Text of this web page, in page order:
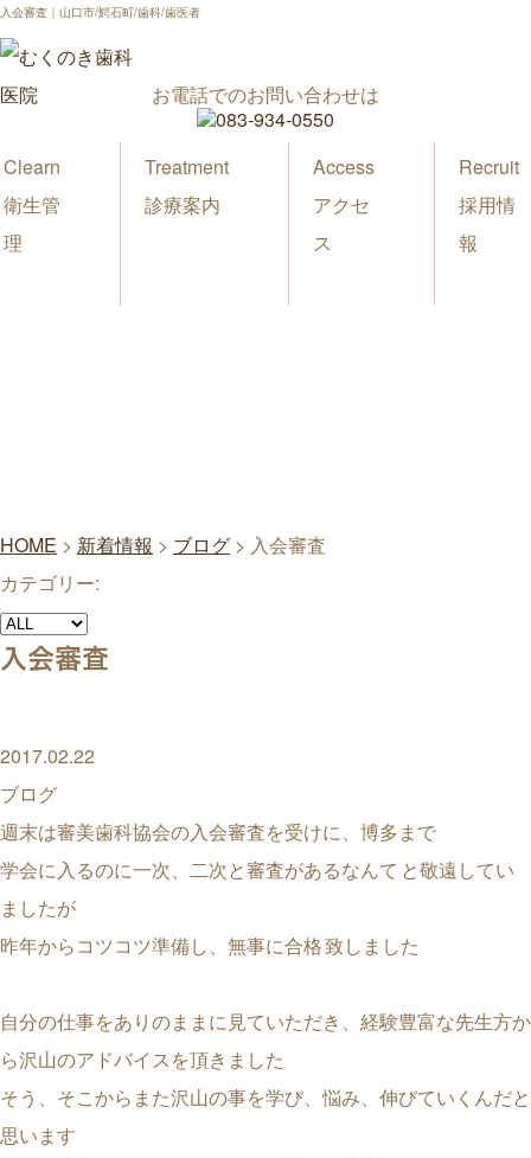
入会審査｜山口市/鰐石町/歯科/歯医者
お電話でのお問い合わせは
Clearn
衛生管
理
Treatment
診療案内
Access
アクセ
ス
Recruit
採用情
報
HOME > 新着情報 > ブログ > 入会審査
カテゴリー:
入会審査
2017.02.22
ブログ
週末は審美歯科協会の入会審査を受けに、博多まで
学会に入るのに一次、二次と審査があるなんて と敬遠してい
ましたが
昨年からコツコツ準備し、無事に合格致しました
自分の仕事をありのままに見ていただき、経験豊富な先生方か
ら沢山のアドバイスを頂きました
そう、そこからまた沢山の事を学び、悩み、伸びていくんだと
思います